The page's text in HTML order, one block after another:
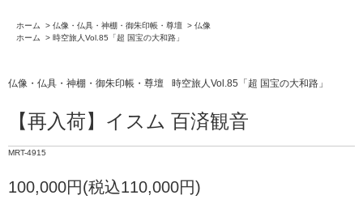
ホーム > 仏像・仏具・神棚・御朱印帳・尊壇 > 仏像
ホーム
> 時空旅人Vol.85「超 国宝の大和路」
仏像・仏具・神棚・御朱印帳・尊壇 時空旅人Vol.85「超 国宝の大和路」
【再入荷】イスム 百済観音
MRT-4915
100,000円(税込110,000円)